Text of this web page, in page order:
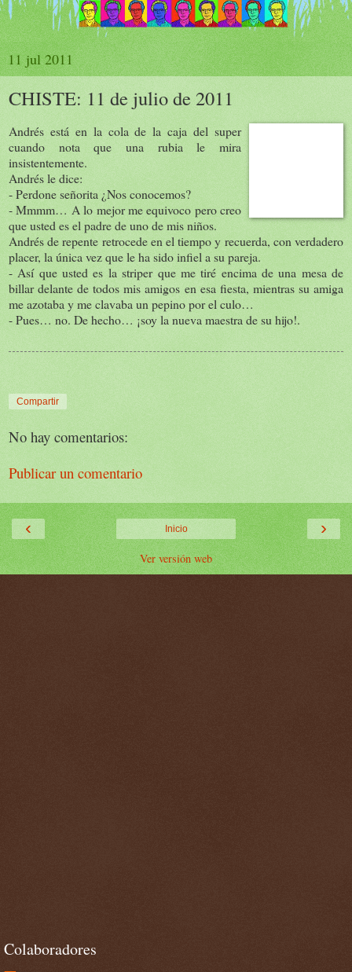
11 jul 2011
CHISTE: 11 de julio de 2011
Andrés está en la cola de la caja del super
cuando nota que una rubia le mira
insistentemente.
Andrés le dice:
- Perdone señorita ¿Nos conocemos?
- Mmmm… A lo mejor me equivoco pero creo
que usted es el padre de uno de mis niños.
Andrés de repente retrocede en el tiempo y recuerda, con verdadero
placer, la única vez que le ha sido infiel a su pareja.
- Así que usted es la striper que me tiré encima de una mesa de
billar delante de todos mis amigos en esa fiesta, mientras su amiga
me azotaba y me clavaba un pepino por el culo…
- Pues… no. De hecho… ¡soy la nueva maestra de su hijo!.
Compartir
No hay comentarios:
Publicar un comentario
‹ ›
Inicio
Ver versión web
Colaboradores